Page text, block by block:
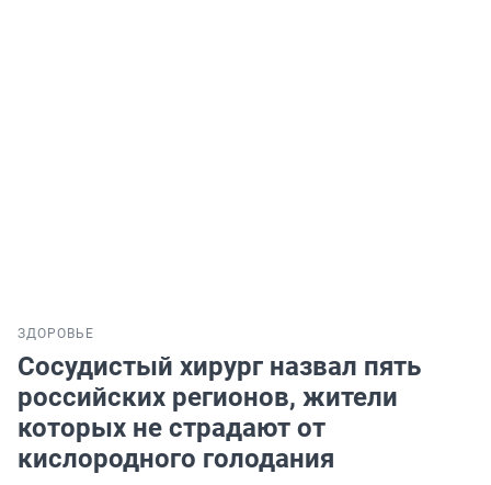
ЗДОРОВЬЕ
Сосудистый хирург назвал пять
российских регионов, жители
которых не страдают от
кислородного голодания